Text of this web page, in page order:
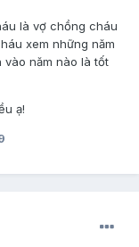
là vợ chồng cháu
xem những năm
năm nào là tốt
ạ!